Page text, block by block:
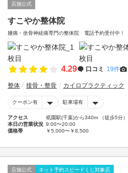
店舗公式
すこやか整体院
腰痛・坐骨神経痛専門の整体院 電話予約受付中！
4.29 口コミ 19件
整体 接骨・整骨 カイロプラクティック
クーポン有 駐車場有
アクセス
祇園駅(千葉)から340m （徒歩5分）
本日の営業状況 9:00〜20:00
価格帯
￥5,000〜￥8,500
店舗公式 ネット予約スピードくじ対象店